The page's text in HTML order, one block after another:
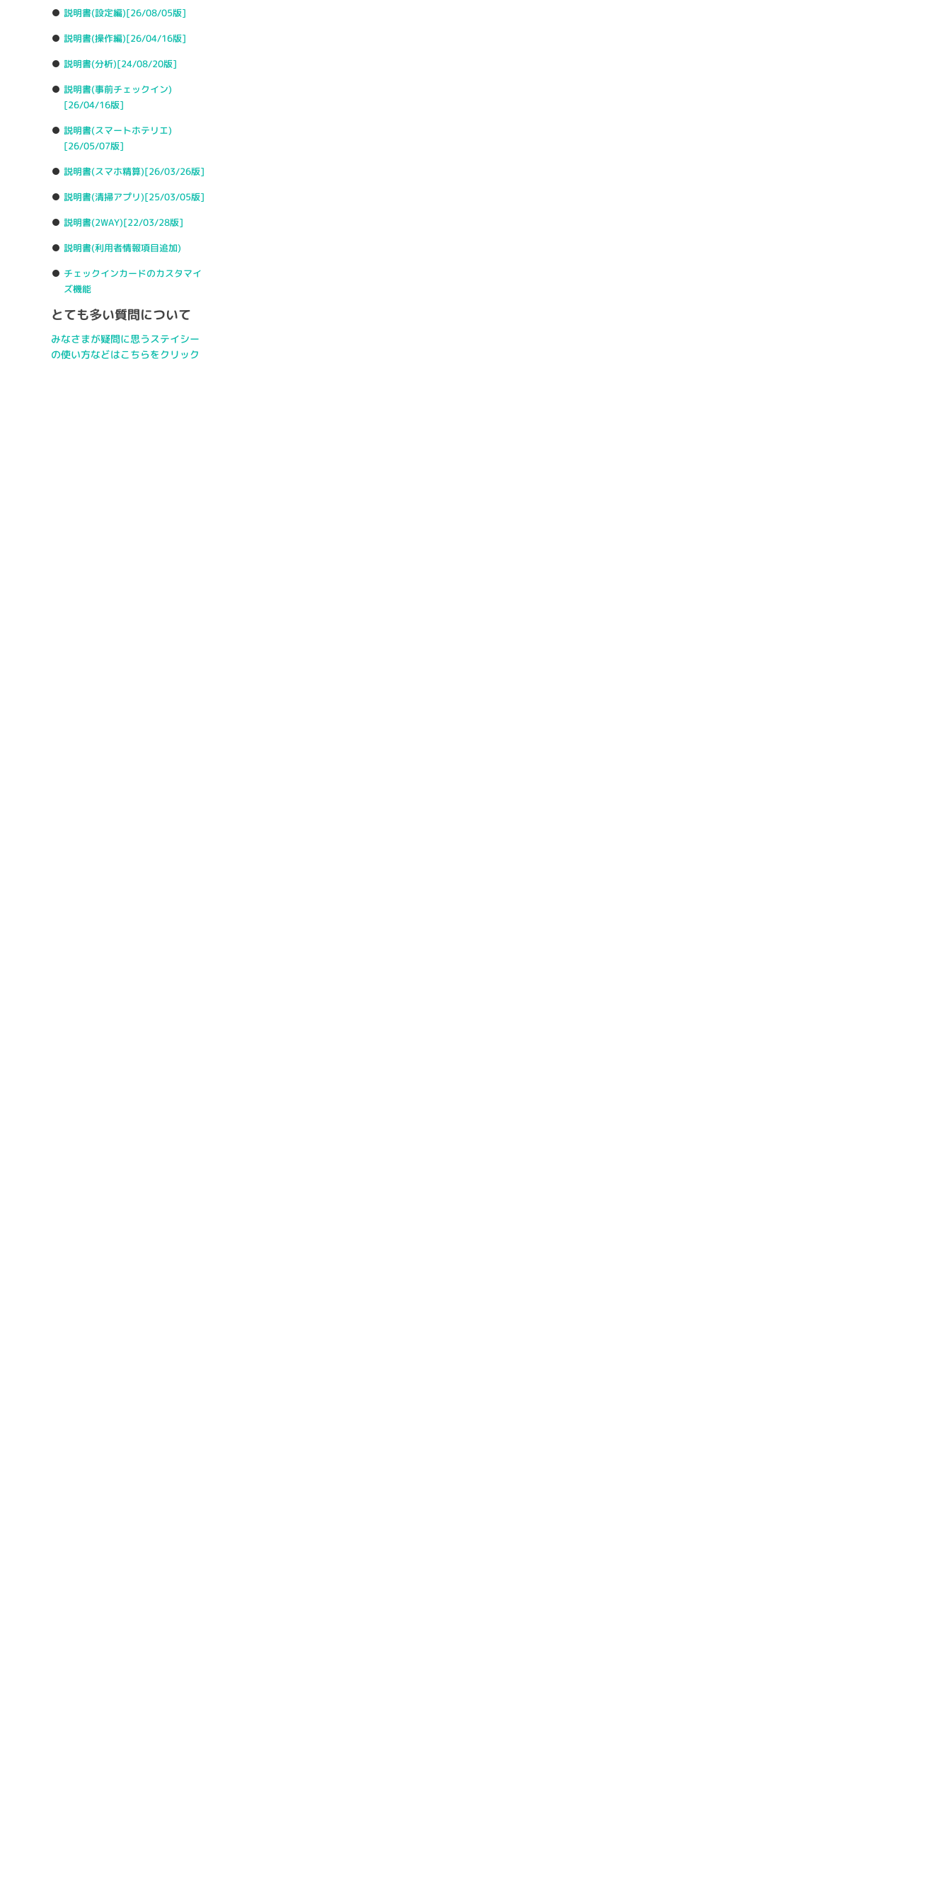
説明書(設定編)[26/08/05版]
説明書(操作編)[26/04/16版]
説明書(分析)[24/08/20版]
説明書(事前チェックイン)
[26/04/16版]
説明書(スマートホテリエ)
[26/05/07版]
説明書(スマホ精算)[26/03/26版]
説明書(清掃アプリ)[25/03/05版]
説明書(2WAY)[22/03/28版]
説明書(利用者情報項目追加)
チェックインカードのカスタマイ
ズ機能
とても多い質問について
みなさまが疑問に思うステイシー
の使い方などはこちらをクリック